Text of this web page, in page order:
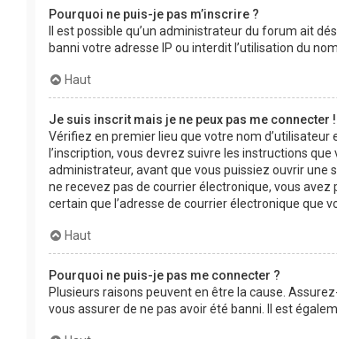
Pourquoi ne puis-je pas m’inscrire ?
Il est possible qu’un administrateur du forum ait
banni votre adresse IP ou interdit l’utilisation du
Haut
Je suis inscrit mais je ne peux pas me connecter !
Vérifiez en premier lieu que votre nom
l’inscription, vous devrez suivre les instructions
administrateur, avant que vous puissiez ouvrir une
ne recevez pas de courrier électronique, vous
certain que l’adresse de courrier électronique que
Haut
Pourquoi ne puis-je pas me connecter ?
Plusieurs raisons peuvent en être la cause.
vous assurer de ne pas avoir été banni. Il est